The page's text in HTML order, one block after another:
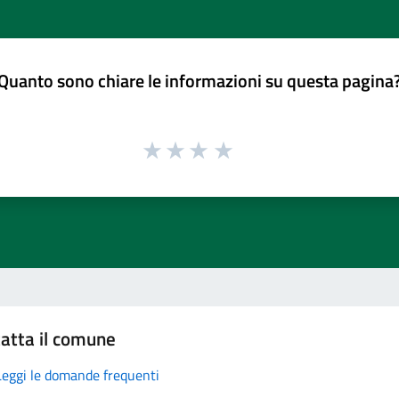
sono chiare le informazioni su questa
il comune
le domande frequenti